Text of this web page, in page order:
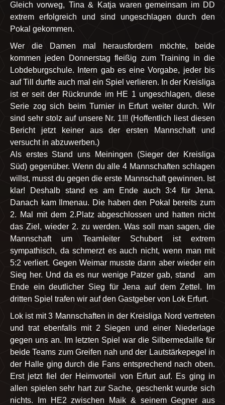
Gleich vorweg, Tina & Katja waren gemeinsam im DD
extrem erfolgreich und sind ungeschlagen durch den
Pokal gekommen.
Wer die Damen mal herausfordern möchte, beide
kommen jeden Donnerstag fleißig zum Training in die
Lobdeburgschule. Intern gab es eine Vorgabe, jeder bis
auf Till durfte auch mal ein Spiel verlieren. In der Kreisliga
ist er seit der Rückrunde im HE 1 ungeschlagen, diese
Serie zog sich beim Turnier in Erfurt weiter durch. Wir
sind sehr stolz auf unsere Nr. 1!!! (Hoffentlich liest diesen
Bericht jetzt keiner aus der ersten Mannschaft und
versucht in abzuwerben.)
Als erstes Stand uns Meiningen (Sieger der Kreisliga
Süd) gegenüber. Wenn du alle 4 Mannschaften schlagen
willst, musst du gegen die erste Mannschaft gewinnen. Ist
klar! Deshalb stand es am Ende auch 3:4 für Jena.
Danach kam Ilmenau. Die haben den Pokal bereits zum
2. Mal mit dem 2.Platz abgeschlossen und hatten nicht
das Ziel, wieder 2. zu werden. Was soll man sagen, die
Mannschaft um Teamleiter Schubert ist extrem
sympathisch, da schmerzt es auch nicht, wenn man mit
5:2 verliert. Gegen Weimar musste dann aber wieder ein
Sieg her. Und da es nur wenige Patzer gab, stand am
Ende ein deutlicher Sieg für Jena auf dem Zettel. Im
dritten Spiel trafen wir auf den Gastgeber von Lok Erfurt.
Lok ist mit 3 Mannschaften in der Kreisliga Nord vertreten
und trat ebenfalls mit 2 Siegen und einer Niederlage
gegen uns an. Im letzten Spiel war die Silbermedaille für
beide Teams zum Greifen nah und der Lautstärkepegel in
der Halle ging durch die Fans entsprechend nach oben.
Erst jetzt fiel der Heimvorteil von Erfurt auf. Es ging in
allen spielen sehr hart zur Sache, geschenkt wurde sich
nichts. Im HE2 zwischen Maik & seinem Gegner aus